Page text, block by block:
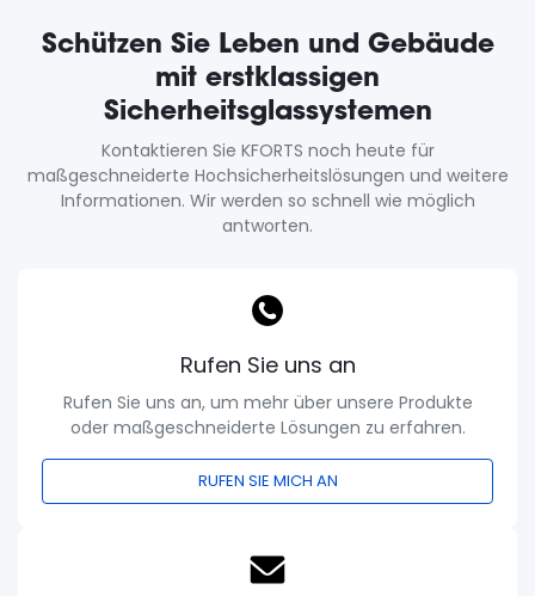
Schützen Sie Leben und Gebäude
mit erstklassigen
Sicherheitsglassystemen
Kontaktieren Sie KFORTS noch heute für
maßgeschneiderte Hochsicherheitslösungen und weitere
Informationen. Wir werden so schnell wie möglich
antworten.
Rufen Sie uns an
Rufen Sie uns an, um mehr über unsere Produkte
oder maßgeschneiderte Lösungen zu erfahren.
RUFEN SIE MICH AN